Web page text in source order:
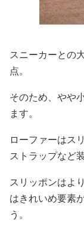
スニーカーとの
点。
そのため、やや
ます。
ローファーはス
ストラップなど
スリッポンはより
はきれいめ要素
う。